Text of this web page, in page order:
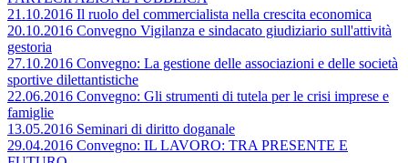
21.10.2016 Il ruolo del commercialista nella crescita economica
20.10.2016 Convegno Vigilanza e sindacato giudiziario sull'attività
gestoria
27.10.2016 Convegno: La gestione delle associazioni e delle società
sportive dilettantistiche
22.06.2016 Convegno: Gli strumenti di tutela per le crisi imprese e
famiglie
13.05.2016 Seminari di diritto doganale
29.04.2016 Convegno: IL LAVORO: TRA PRESENTE E